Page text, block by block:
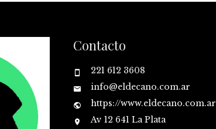
Contacto
221 612 3608
info@eldecano.com.ar
https://www.eldecano.com.ar
Av 12 641 La Plata